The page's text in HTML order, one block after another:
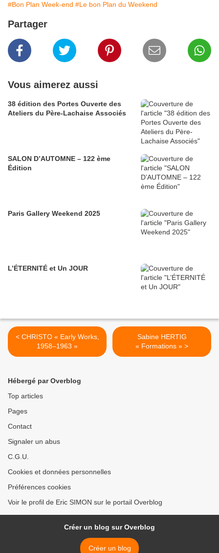
#Bon Plan Week-end #Le bon Plan du Weekend
Partager
Vous aimerez aussi
38 édition des Portes Ouverte des
Ateliers du Père-Lachaise Associés
SALON D’AUTOMNE – 122 ème
Édition
Paris Gallery Weekend 2025
L’ÉTERNITÉ et Un JOUR
< CHRISTO « Early Works,
1958–1963 »
Sabine HERTIG
« Formations » >
Hébergé par Overblog
Top articles
Pages
Contact
Signaler un abus
C.G.U.
Cookies et données personnelles
Préférences cookies
Voir le profil de Eric SIMON sur le portail Overblog
Créer un blog sur Overblog
Créer un blog